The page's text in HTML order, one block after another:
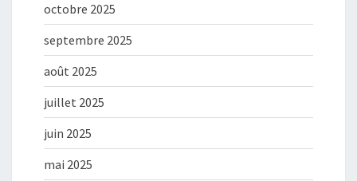
octobre 2025
septembre 2025
août 2025
juillet 2025
juin 2025
mai 2025